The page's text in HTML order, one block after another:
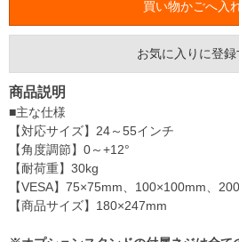
お気に入りに登録
商品説明
■主な仕様
【対応サイズ】24～55インチ
【角度調節】0～+12°
【耐荷重】30kg
【VESA】75×75mm、100×100mm、
【商品サイズ】180×247mm